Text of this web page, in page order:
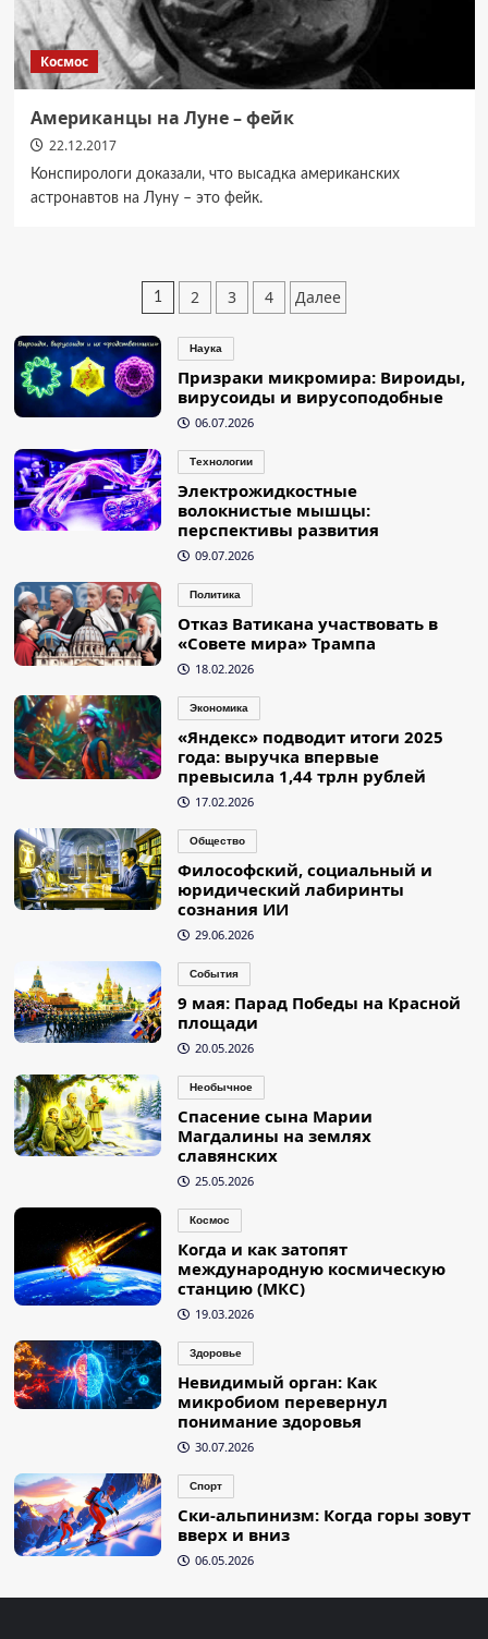
Космос
Американцы на Луне – фейк
22.12.2017
Конспирологи доказали, что высадка американских
астронавтов на Луну – это фейк.
Пагинация
записей
1 2 3 4 Далее
Наука
Призраки микромира: Вироиды,
вирусоиды и вирусоподобные
06.07.2026
Технологии
Электрожидкостные
волокнистые мышцы:
перспективы развития
09.07.2026
Политика
Отказ Ватикана участвовать в
«Совете мира» Трампа
18.02.2026
Экономика
«Яндекс» подводит итоги 2025
года: выручка впервые
превысила 1,44 трлн рублей
17.02.2026
Общество
Философский, социальный и
юридический лабиринты
сознания ИИ
29.06.2026
События
9 мая: Парад Победы на Красной
площади
20.05.2026
Необычное
Спасение сына Марии
Магдалины на землях
славянских
25.05.2026
Космос
Когда и как затопят
международную космическую
станцию (МКС)
19.03.2026
Здоровье
Невидимый орган: Как
микробиом перевернул
понимание здоровья
30.07.2026
Спорт
Ски-альпинизм: Когда горы зовут
вверх и вниз
06.05.2026